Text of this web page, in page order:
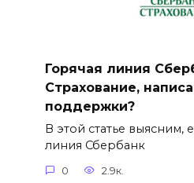
Горячая линия
Страхование,
поддержки?
В этой статье выясним,
линия Сбербанк
0 2.9к.